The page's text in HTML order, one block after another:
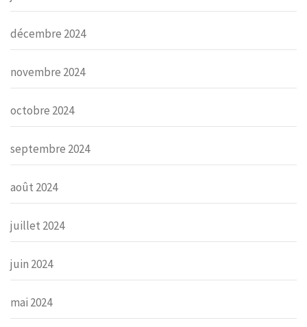
décembre 2024
novembre 2024
octobre 2024
septembre 2024
août 2024
juillet 2024
juin 2024
mai 2024